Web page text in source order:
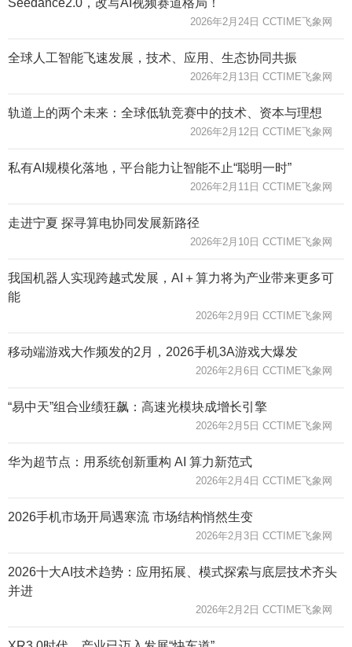
2026年2月24日 CCTIME飞象网
全球人工智能飞速发展，技术、应用、生态协同共振
2026年2月13日 CCTIME飞象网
轨道上的两个未来：全球低轨竞赛中的技术、资本与理想
2026年2月12日 CCTIME飞象网
私有AI规模化落地，平台能力让智能不止“聪明一时”
2026年2月11日 CCTIME飞象网
走进宁夏 探寻算电协同发展新路径
2026年2月10日 CCTIME飞象网
我国机器人实现跨越式发展，AI＋算力将为产业带来更多可
能
2026年2月9日 CCTIME飞象网
移动端游戏大作频发的2月，2026手机3A游戏大爆发
2026年2月6日 CCTIME飞象网
“易中天”组合业绩狂飙：高速光模块成增长引擎
2026年2月5日 CCTIME飞象网
华为超节点：用系统创新重构 AI 算力新范式
2026年2月4日 CCTIME飞象网
2026手机市场开局遇寒流 市场结构悄然生变
2026年2月3日 CCTIME飞象网
2026十大AI技术趋势：应用拓展、模式探索与底层技术齐头
并进
2026年2月2日 CCTIME飞象网